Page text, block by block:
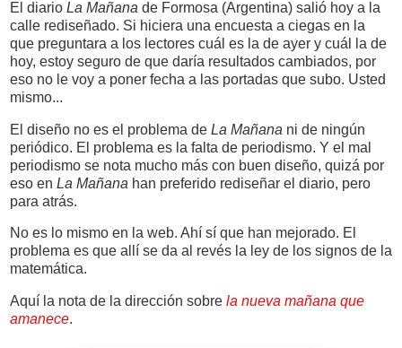
El diario La Mañana de Formosa (Argentina) salió hoy a la
calle rediseñado. Si hiciera una encuesta a ciegas en la
que preguntara a los lectores cuál es la de ayer y cuál la de
hoy, estoy seguro de que daría resultados cambiados, por
eso no le voy a poner fecha a las portadas que subo. Usted
mismo...
El diseño no es el problema de La Mañana ni de ningún
periódico. El problema es la falta de periodismo. Y el mal
periodismo se nota mucho más con buen diseño, quizá por
eso en La Mañana han preferido rediseñar el diario, pero
para atrás.
No es lo mismo en la web. Ahí sí que han mejorado. El
problema es que allí se da al revés la ley de los signos de la
matemática.
Aquí la nota de la dirección sobre la nueva mañana que
amanece.